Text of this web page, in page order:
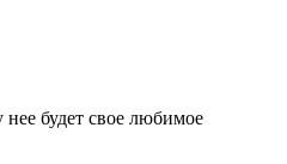
будет свое любимое